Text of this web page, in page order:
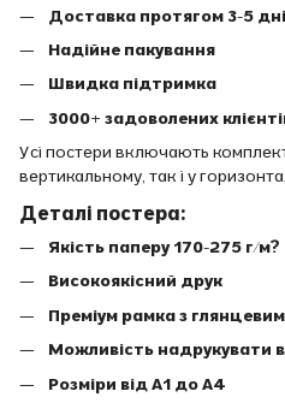
Доставка протягом 3-5
Надійне пакування
Швидка підтримка
3000+ задоволених
Усі постери включають
вертикальному, так і у
Деталі постера:
Якість паперу 170-275 г/м?
Високоякісний друк
Преміум рамка з
Можливість надрукувати
Розміри від A1 до A4